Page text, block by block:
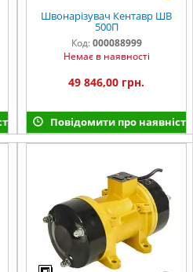
Швонарізувач Кентавр ШВ
500П
Код: 000088999
Немає в наявності
49 846,00 грн.
Повідомити про наявність